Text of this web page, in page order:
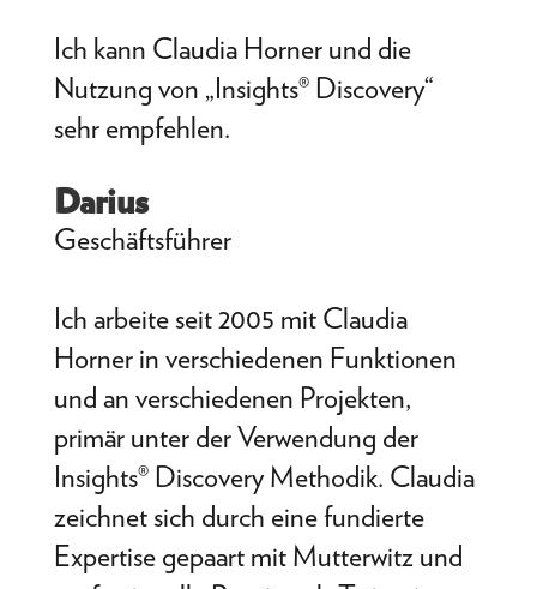
Ich kann Claudia Horner und die
Nutzung von „Insights® Discovery“
sehr empfehlen.
Darius
Geschäftsführer
Ich arbeite seit 2005 mit Claudia
Horner in verschiedenen Funktionen
und an verschiedenen Projekten,
primär unter der Verwendung der
Insights® Discovery Methodik. Claudia
zeichnet sich durch eine fundierte
Expertise gepaart mit Mutterwitz und